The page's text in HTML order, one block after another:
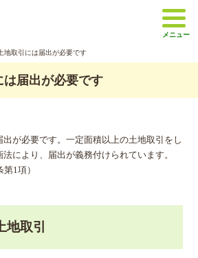
メニュー
地取引には届出が必要です
届出が必要です
が必要です。一定面積以上の土地取引をし
により、届出が義務付けられています。
1項）
地取引